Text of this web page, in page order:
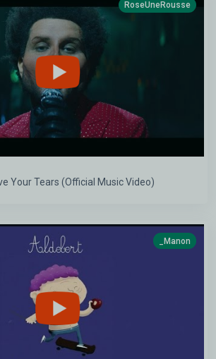
RoseUneRousse
Your Tears (Official Music Video)
_Manon